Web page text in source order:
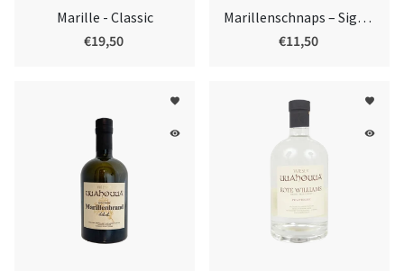
Marille - Classic
€19,50
Marillenschnaps – Signature
€11,50
favorite
remove_red_eye
favorite
remove_red_eye